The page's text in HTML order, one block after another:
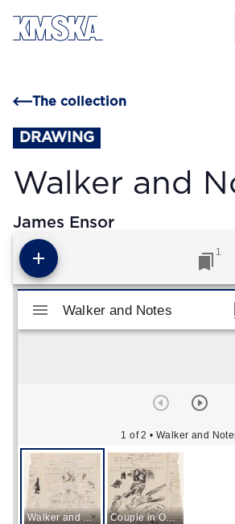
Skip to main content
The collection
DRAWING
Walker and
James Ensor
1
Mirador viewer
Walker and Notes
1 of 2 • Walker and
Walker and Notes Couple in Open Landau
Walker and Notes